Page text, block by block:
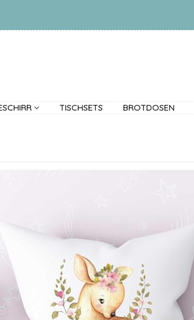
TISCHSETS BROTDOSEN